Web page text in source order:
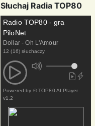
Słuchaj Radia TOP80
Radio TOP80 - gra
PiloNet
Dollar - Oh L'Amour
12 (16) słuchaczy
Powered by © TOP80 AI Player
v1.2